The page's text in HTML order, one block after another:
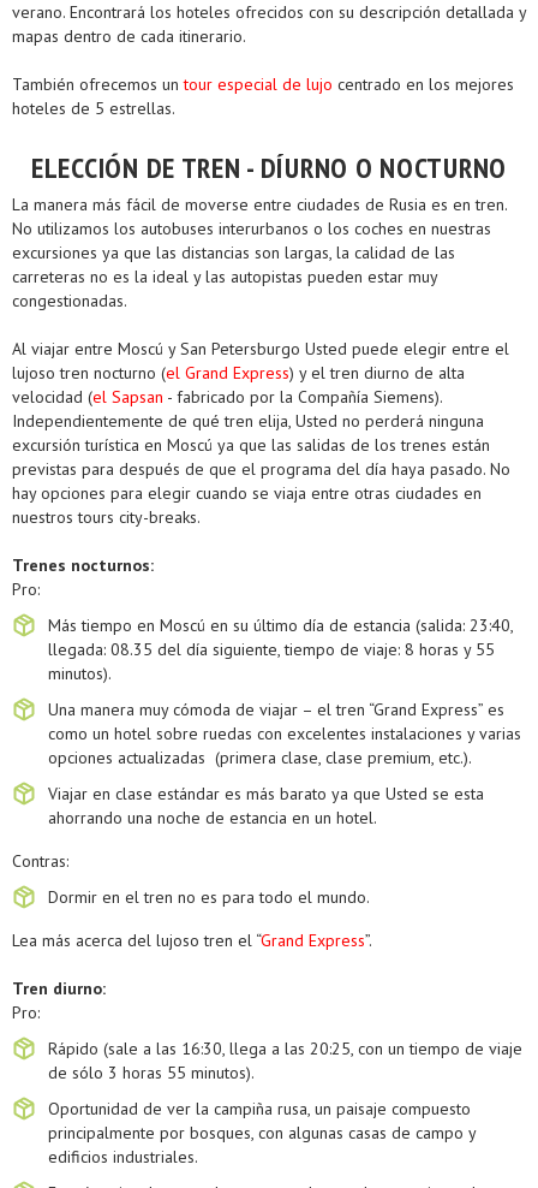
verano. Encontrará los hoteles ofrecidos con su descripción detallada y
mapas dentro de cada itinerario.
También ofrecemos untour especial de lujo centrado en los mejores
hoteles de 5 estrellas.
ELECCIÓN DE TREN - DÍURNO O NOCTURNO
La manera más fácil de moverse entre ciudades de Rusia es en tren.
No utilizamos los autobuses interurbanos o los coches en nuestras
excursiones ya que las distancias son largas, la calidad de las
carreteras no es la ideal y las autopistas pueden estar muy
congestionadas.
Al viajar entre Moscú y San Petersburgo Usted puede elegir entre el
lujoso tren nocturno (el Grand Express) y el tren diurno de alta
velocidad (el Sapsan - fabricado por la Compañía Siemens).
Independientemente de qué tren elija, Usted no perderá ninguna
excursión turística en Moscú ya que las salidas de los trenes están
previstas para después de que el programa del día haya pasado. No
hay opciones para elegir cuando se viaja entre otras ciudades en
nuestros tours city-breaks.
Trenes nocturnos:
Pro:
Más tiempo en Moscú en su último día de estancia (salida: 23:40,
llegada: 08.35 del día siguiente, tiempo de viaje: 8 horas y 55
minutos).
Una manera muy cómoda de viajar – el tren “Grand Express” es
como un hotel sobre ruedas con excelentes instalaciones y varias
opciones actualizadas (primera clase, clase premium, etc.).
Viajar en clase estándar es más barato ya que Usted se esta
ahorrando una noche de estancia en un hotel.
Contras:
Dormir en el tren no es para todo el mundo.
Lea más acerca del lujoso tren el “Grand Express”.
Tren diurno:
Pro:
Rápido (sale a las 16:30, llega a las 20:25, con un tiempo de viaje
de sólo 3 horas 55 minutos).
Oportunidad de ver la campiña rusa, un paisaje compuesto
principalmente por bosques, con algunas casas de campo y
edificios industriales.